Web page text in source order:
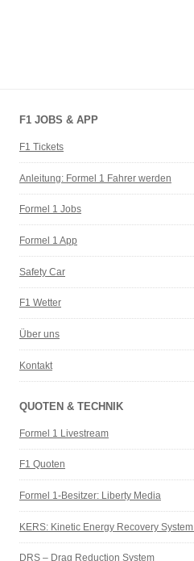
F1 JOBS & APP
F1 Tickets
Anleitung: Formel 1 Fahrer werden
Formel 1 Jobs
Formel 1 App
Safety Car
F1 Wetter
Über uns
Kontakt
QUOTEN & TECHNIK
Formel 1 Livestream
F1 Quoten
Formel 1-Besitzer: Liberty Media
KERS: Kinetic Energy Recovery System
DRS – Drag Reduction System